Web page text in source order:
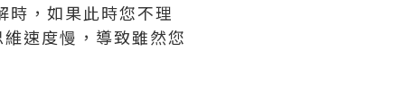
時，如果此時您不理
速度慢，導致雖然您